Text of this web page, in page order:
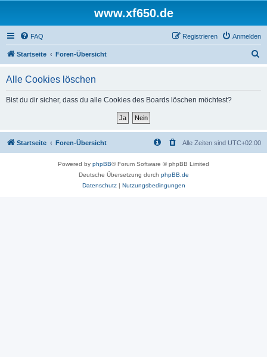
www.xf650.de
FAQ Anmelden
Registrieren
Startseite Foren-Übersicht
Alle Cookies löschen
Bist du dir sicher, dass du alle Cookies des Boards löschen möchtest?
Startseite Foren-Übersicht Alle Zeiten sind UTC+02:00
Powered by phpBB® Forum Software © phpBB Limited
Deutsche Übersetzung durch phpBB.de
Datenschutz| Nutzungsbedingungen